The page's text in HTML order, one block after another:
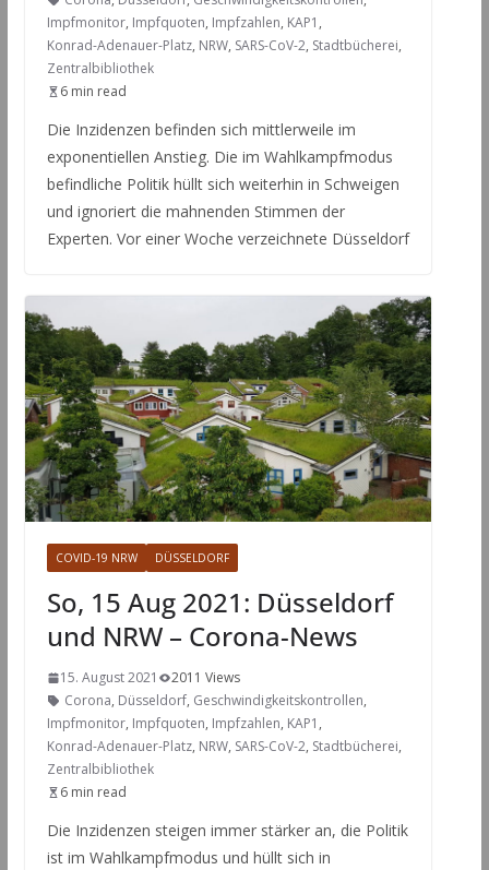
Impfmonitor, Impfquoten, Impfzahlen, KAP1 ,
Konrad-Adenauer-Platz, NRW, SARS-CoV-2, Stadtbücherei,
Zentralbibliothek
6 min read
Die Inzidenzen befinden sich mittlerweile im
exponentiellen Anstieg. Die im Wahlkampfmodus
befindliche Politik hüllt sich weiterhin in Schweigen
und ignoriert die mahnenden Stimmen der
Experten. Vor einer Woche verzeichnete Düsseldorf
COVID-19 NRW DÜSSELDORF
So, 15 Aug 2021: Düsseldorf
und NRW – Corona-News
15. August 2021
2011 Views
Corona, Düsseldorf, Geschwindigkeitskontrollen,
Impfmonitor, Impfquoten, Impfzahlen, KAP1 ,
Konrad-Adenauer-Platz, NRW, SARS-CoV-2, Stadtbücherei,
Zentralbibliothek
6 min read
Die Inzidenzen steigen immer stärker an, die Politik
ist im Wahlkampfmodus und hüllt sich in